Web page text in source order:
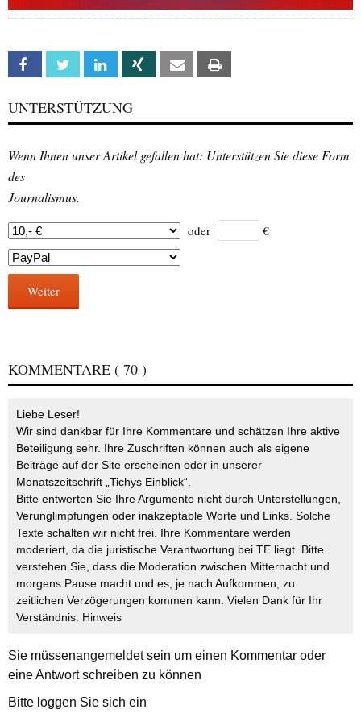
Facebook Twitter Linkedin Xing Email
UNTERSTÜTZUNG
Wenn Ihnen unser Artikel gefallen hat: Unterstützen Sie diese Form
des
Journalismus.
oder €
Weiter
KOMMENTARE ( 70 )
Liebe Leser!
Wir sind dankbar für Ihre Kommentare und schätzen Ihre aktive
Beteiligung sehr. Ihre Zuschriften können auch als eigene
Beiträge auf der Site erscheinen oder in unserer
Monatszeitschrift „Tichys Einblick“.
Bitte entwerten Sie Ihre Argumente nicht durch Unterstellungen,
Verunglimpfungen oder inakzeptable Worte und Links. Solche
Texte schalten wir nicht frei. Ihre Kommentare werden
moderiert, da die juristische Verantwortung bei TE liegt. Bitte
verstehen Sie, dass die Moderation zwischen Mitternacht und
morgens Pause macht und es, je nach Aufkommen, zu
zeitlichen Verzögerungen kommen kann. Vielen Dank für Ihr
Verständnis. Hinweis
Sie müssenangemeldetsein um einen Kommentar oder
eine Antwort schreiben zu können
Bitte loggen Sie sich ein